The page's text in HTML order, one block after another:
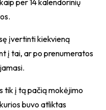
per 14 kalendorinių
įvertinti kiekvieną
į tai, ar po prenumeratos
tik į tą pačią mokėjimo
buvo atliktas